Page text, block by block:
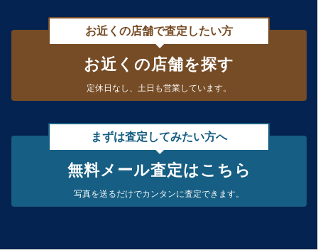
お近くの店舗で査定したい方
お近くの店舗を探す
定休日なし、 土日も営業しています。
まずは査定してみたい方へ
無料メール査定はこちら
写真を送るだけでカンタンに査定できます。